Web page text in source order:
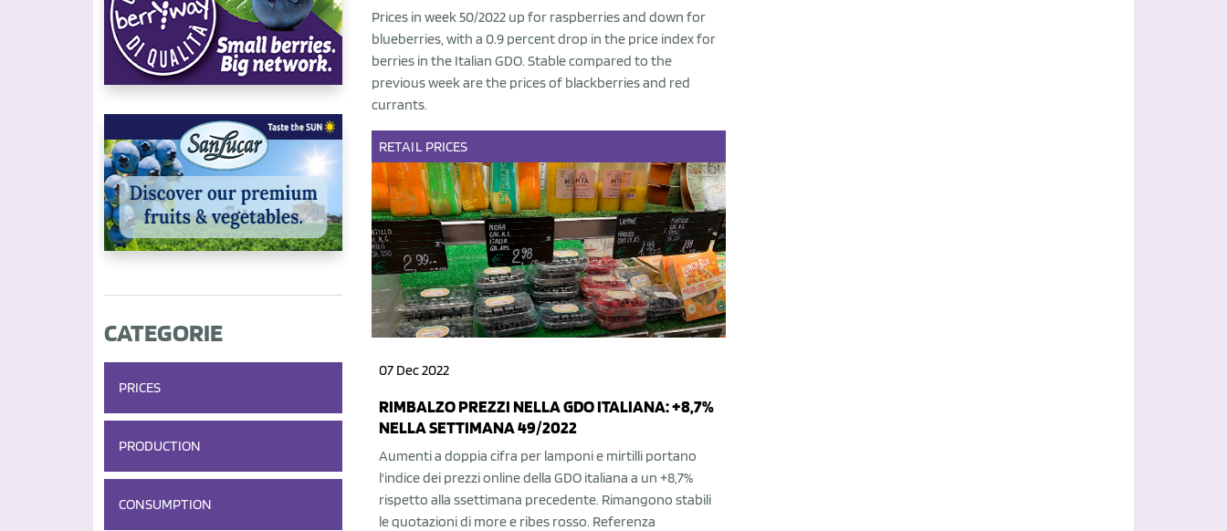
CATEGORIE
PRICES
PRODUCTION
CONSUMPTION
Prices in week 50/2022 up for raspberries and down for
blueberries, with a 0.9 percent drop in the price index for
berries in the Italian GDO. Stable compared to the
previous week are the prices of blackberries and red
currants.
RETAIL PRICES
07 Dec 2022
RIMBALZO PREZZI NELLA GDO ITALIANA: +8,7%
NELLA SETTIMANA 49/2022
Aumenti a doppia cifra per lamponi e mirtilli portano
l'indice dei prezzi online della GDO italiana a un +8,7%
rispetto alla ssettimana precedente. Rimangono stabili
le quotazioni di more e ribes rosso. Referenza